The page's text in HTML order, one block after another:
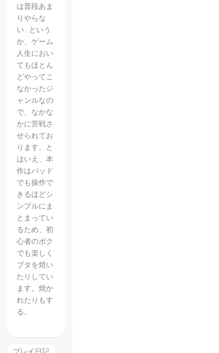
は普段あま
りやらな
い…という
か、ゲーム
人生におい
てもほとん
どやってこ
なかったジ
ャンルなの
で、なかな
かに苦戦さ
せられてお
ります。と
はいえ、本
作はパッド
でも操作で
きるほどシ
ンプルにま
とまってい
るため、初
心者のボク
でも楽しく
ブタを焼い
たりしてい
ます。焼か
れたりもす
る。